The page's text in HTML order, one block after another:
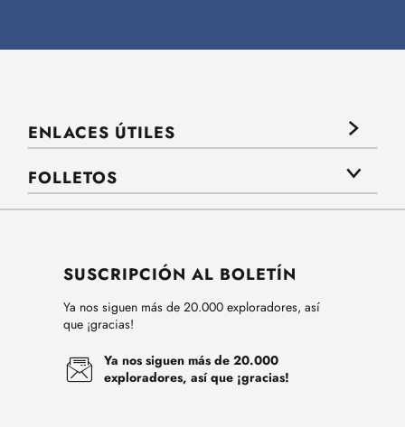
ENLACES ÚTILES
FOLLETOS
SUSCRIPCIÓN AL BOLETÍN
Ya nos siguen más de 20.000 exploradores, así
que ¡gracias!
Ya nos siguen más de 20.000
exploradores, así que ¡gracias!